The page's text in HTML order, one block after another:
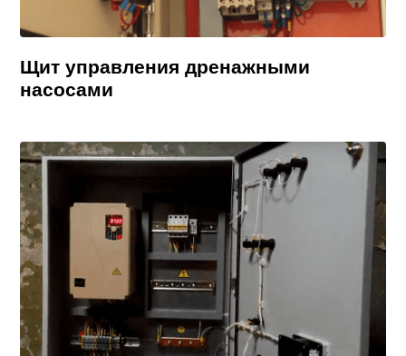
Щит управления дренажными
насосами